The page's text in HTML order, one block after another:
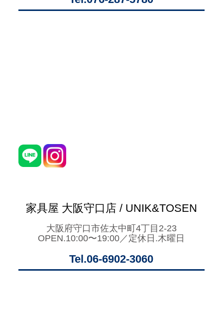
家具屋 大阪守口店 / UNIK&TOSEN
大阪府守口市佐太中町4丁目2-23
OPEN.10:00〜19:00／定休日.木曜日
Tel.06-6902-3060